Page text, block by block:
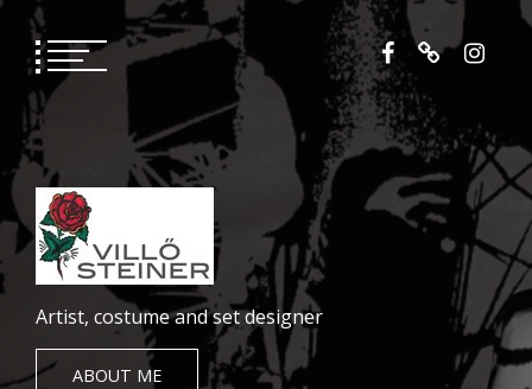
Skip
content
Artist, costume and set designer
ABOUT ME